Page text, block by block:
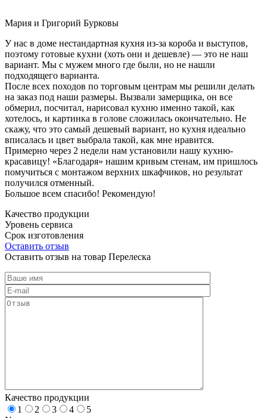
Мария и Григорий Бурковы
У нас в доме нестандартная кухня из-за короба и выступов,
поэтому готовые кухни (хоть они и дешевле) — это не наш
вариант. Мы с мужем много где были, но не нашли
подходящего варианта.
После всех походов по торговым центрам мы решили делать
на заказ под наши размеры. Вызвали замерщика, он все
обмерил, посчитал, нарисовал кухню именно такой, как
хотелось, и картинка в голове сложилась окончательно. Не
скажу, что это самый дешевый вариант, но кухня идеально
вписалась и цвет выбрала такой, как мне нравится.
Примерно через 2 недели нам установили нашу кухню-
красавицу! «Благодаря» нашим кривым стенам, им пришлось
помучиться с монтажом верхних шкафчиков, но результат
получился отменный.
Большое всем спасибо! Рекомендую!
Качество продукции
Уровень сервиса
Срок изготовления
Оставить отзыв
Оставить отзыв на товар Перелеска
Качество продукции
1
2 3 4
5